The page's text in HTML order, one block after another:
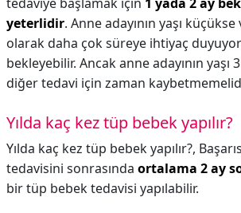
yeterlidir. Anne adayının yaşı
olarak daha çok süreye ihtiyaç
bekleyebilir. Ancak anne adayının yaşı
diğer tedavi için zaman
Yılda kaç kez tüp bebek yapılır?
Yılda kaç kez tüp bebek yapılır?,
tedavisini sonrasında ortalama 2 ay
bir tüp bebek tedavisi yapılabilir.